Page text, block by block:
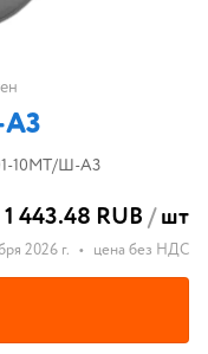
10МТ/Ш-A3
1 443.48 RUB/шт
2026 г. • цена без НДС